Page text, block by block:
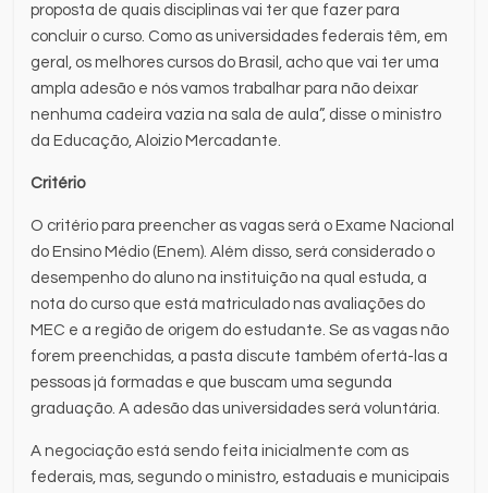
proposta de quais disciplinas vai ter que fazer para
concluir o curso. Como as universidades federais têm, em
geral, os melhores cursos do Brasil, acho que vai ter uma
ampla adesão e nós vamos trabalhar para não deixar
nenhuma cadeira vazia na sala de aula”, disse o ministro
da Educação, Aloizio Mercadante.
Critério
O critério para preencher as vagas será o Exame Nacional
do Ensino Médio (Enem). Além disso, será considerado o
desempenho do aluno na instituição na qual estuda, a
nota do curso que está matriculado nas avaliações do
MEC e a região de origem do estudante. Se as vagas não
forem preenchidas, a pasta discute também ofertá-las a
pessoas já formadas e que buscam uma segunda
graduação. A adesão das universidades será voluntária.
A negociação está sendo feita inicialmente com as
federais, mas, segundo o ministro, estaduais e municipais